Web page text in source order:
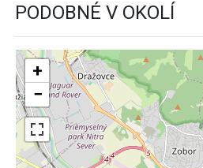
PODOBNÉ V OKOLÍ
+
−